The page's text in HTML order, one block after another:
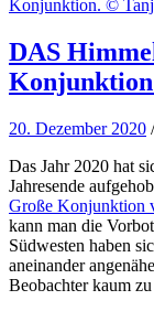
Konjunktion. ©
DAS
20. Dezember 2020
Das Jahr 2020 hat
Jahresende
Große Konjunktion
kann man die
Südwesten haben
aneinander
Beobachter kaum